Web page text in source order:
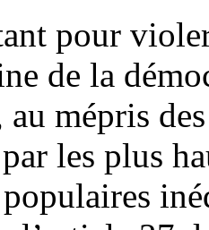
pour
de la
au mépris
les plus